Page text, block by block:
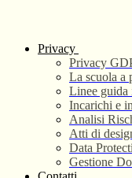
Privacy
Privacy
La scuola a
Linee guida
Incarichi e
Analisi
Atti di
Data
Gestione